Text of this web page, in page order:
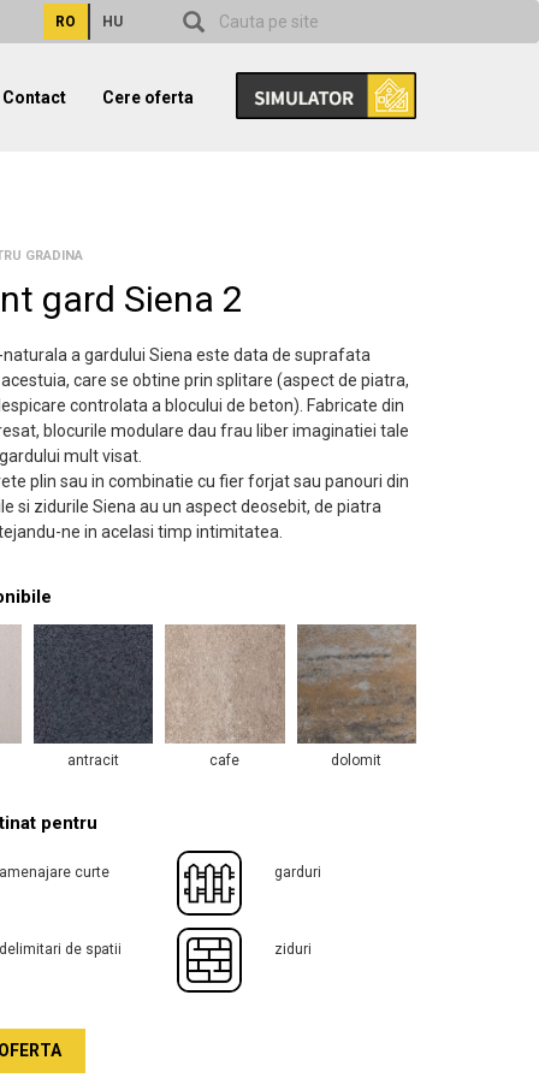
RO HU
Contact Cere oferta
GRADINA
gard Siena 2
naturala a gardului Siena este data de suprafata
care se obtine prin splitare (aspect de piatra,
controlata a blocului de beton). Fabricate din
blocurile modulare dau frau liber imaginatiei tale
mult visat.
plin sau in combinatie cu fier forjat sau panouri din
si zidurile Siena au un aspect deosebit, de piatra
ne in acelasi timp intimitatea.
antracit cafe dolomit
pentru
amenajare curte garduri
delimitari de spatii ziduri